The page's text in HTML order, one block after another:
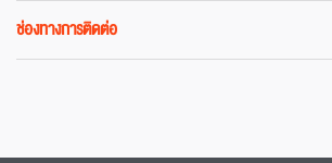
ช่องทางการติดต่อ